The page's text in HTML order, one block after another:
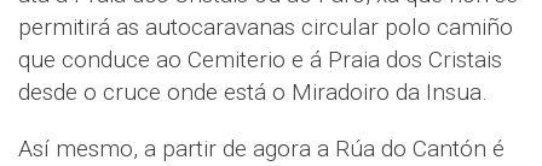
permitirá as autocaravanas circular polo camiño
que conduce ao Cemiterio e á Praia dos Cristais
desde o cruce onde está o Miradoiro da Insua.
Así mesmo, a partir de agora a Rúa do Cantón é